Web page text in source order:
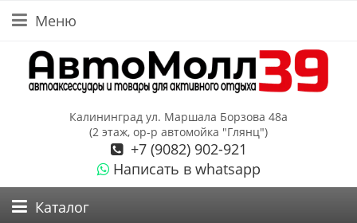
Меню
Калининград ул. Маршала Борзова 48а
(2 этаж, ор-р автомойка "Глянц")
+7 (9082) 902-921
Написать в whatsapp
Каталог